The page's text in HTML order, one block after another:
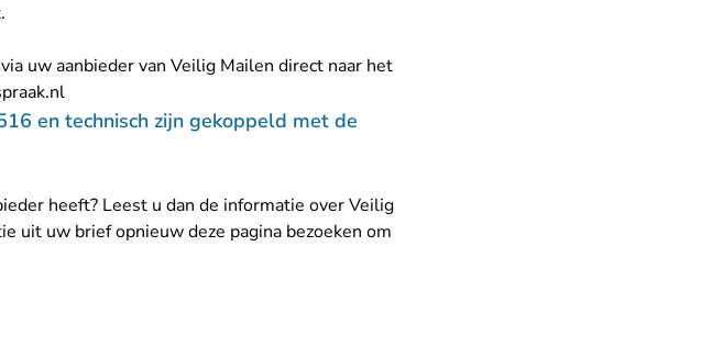
uw aanbieder van Veilig Mailen direct naar het
- U verlaat Rechtspraak.nl
en technisch zijn gekoppeld met de
heeft? Leest u dan de informatie over Veilig
uit uw brief opnieuw deze pagina bezoeken om